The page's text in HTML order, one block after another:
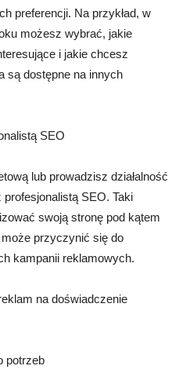
preferencji. Na przykład, w
możesz wybrać, jakie
i jakie chcesz
są dostępne na innych
SEO
lub prowadzisz działalność
SEO. Taki
swoją stronę pod kątem
przyczynić się do
kampanii reklamowych.
na doświadczenie
potrzeb